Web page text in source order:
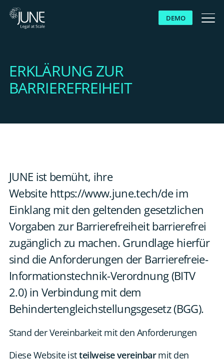
LÖSUNGEN
RESSOURCEN
ÜBER UNS
EN
KONTAKT
DEMO
ERKLÄRUNG ZUR
BARRIEREFREIHEIT
JUNE ist bemüht, ihre
Website https://www.june.tech/de im
Einklang mit den geltenden gesetzlichen
Vorgaben zur Barrierefreiheit barrierefrei
zugänglich zu machen. Grundlage hierfür
sind die Anforderungen der Barrierefreie-
Informationstechnik-Verordnung (BITV
2.0) in Verbindung mit dem
Behindertengleichstellungsgesetz (BGG).
Stand der Vereinbarkeit mit den Anforderungen
Diese Website istteilweise vereinbarmit den